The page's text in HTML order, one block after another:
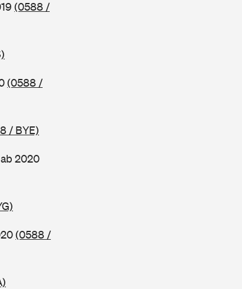
(0588 /
(0588 /
/ BYE)
ab 2020
(0588 /